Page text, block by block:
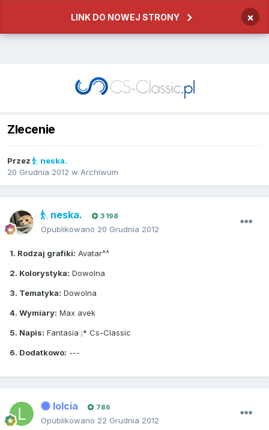
LINK DO NOWEJ STRONY ×
Zlecenie
Przez
neska.
20 Grudnia 2012 w Archiwum
neska. 3 198
Opublikowano 20 Grudnia 2012
1. Rodzaj grafiki: Avatar^^
2. Kolorystyka: Dowolna
3. Tematyka: Dowolna
4. Wymiary: Max avek
5. Napis: Fantasia ;* Cs-Classic
6. Dodatkowo: ---
lolcia 786
Opublikowano 22 Grudnia 2012